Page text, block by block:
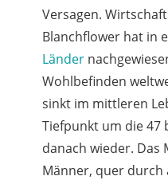
Versagen.
Blanchflower hat in
Länder
Wohlbefinden
sinkt im mittleren
Tiefpunkt um die 47
danach wieder. Das
Männer, quer durch